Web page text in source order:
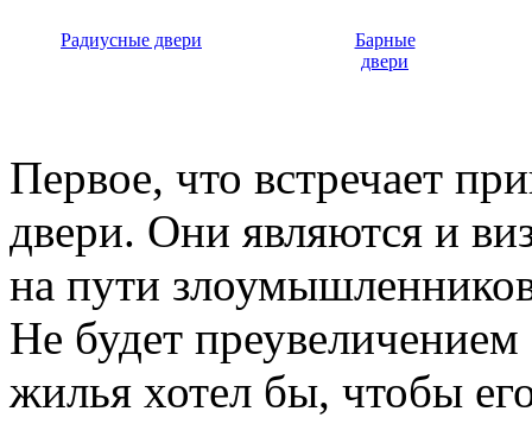
Радиусные двери
Барные
двери
Первое, что встречает
двери. Они являются и
на пути
Не будет
жилья хотел бы, чтобы